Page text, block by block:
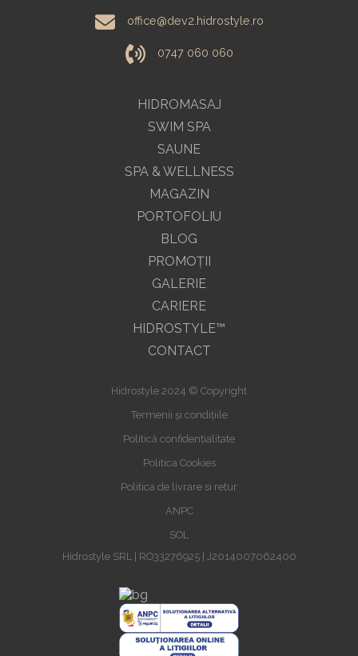
HIDROMASAJ
SWIM SPA
SAUNE
SPA & WELLNESS
MAGAZIN
office@dev2.hidrostyle.ro
0747 060 060
PORTOFOLIU
BLOG
PROMOŢII
GALERIE
CARIERE
HIDROSTYLE™
CONTACT
Hidrostyle 2024 © Copyright
Termenii și condițiile
Politică confidențialitate
Politica Cookies
Politica de livrare si retur
ANPC
SOL
Hidrostyle SRL | RO33276925 | J2014007062400